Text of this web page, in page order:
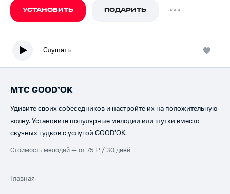
УСТАНОВИТЬ ПОДАРИТЬ
Слушать
МТС GOOD’OK
Удивите своих собеседников и настройте их на положительную
волну. Установите популярные мелодии или шутки вместо
скучных гудков с услугой GOOD’OK.
Стоимость мелодий — от 75 ₽ / 30 дней
Главная